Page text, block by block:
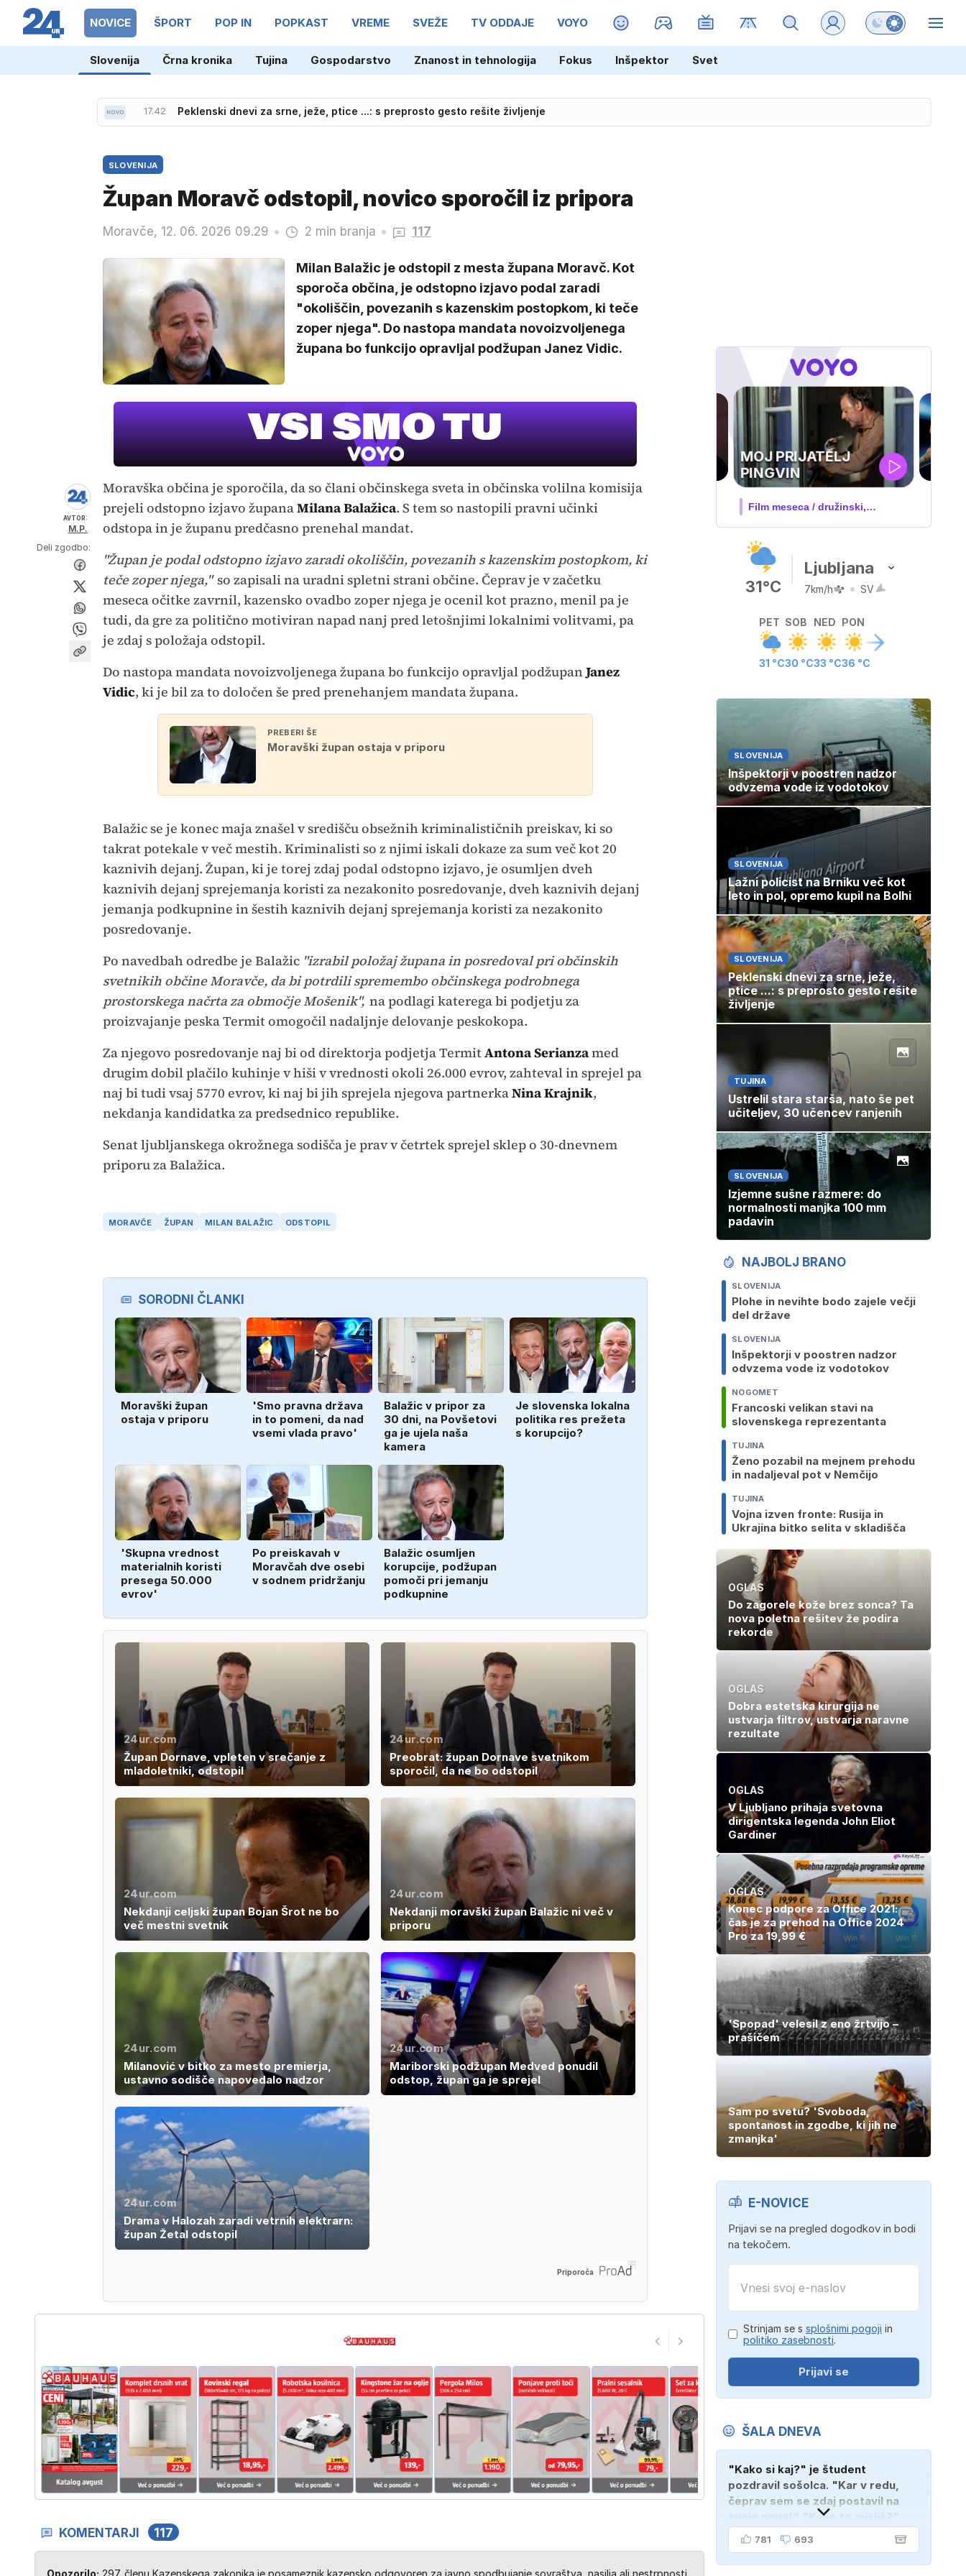
NOVICE ŠPORT POP IN POPKAST VREME SVEŽE TV ODDAJE VOYO MAGAZIN Preklopi barvni
Slovenija Črna kronika Tujina Gospodarstvo Znanost in tehnologija Fokus Inšpektor Svet
17.42 Peklenski dnevi za srne, ježe, ptice ...: s preprosto gesto rešite življenje
18.02 Po požaru v apartmaju: ali mora lastnik še vedno plačevati davek?
SLOVENIJA
Župan Moravč odstopil, novico sporočil iz pripora
Moravče, 12. 06. 2026 09.29 2 min branja 117
Milan Balažic je odstopil z mesta župana Moravč. Kot
sporoča občina, je odstopno izjavo podal zaradi
"okoliščin, povezanih s kazenskim postopkom, ki teče
zoper njega". Do nastopa mandata novoizvoljenega
župana bo funkcijo opravljal podžupan Janez Vidic.
AVTOR:
M.P.
Deli zgodbo:
Moravška občina je sporočila, da so člani občinskega sveta in občinska volilna komisija
prejeli odstopno izjavo županaMilana Balažica. S tem so nastopili pravni učinki
odstopa in je županu predčasno prenehal mandat.
"Župan je podal odstopno izjavo zaradi okoliščin, povezanih s kazenskim postopkom, ki
teče zoper njega,"so zapisali na uradni spletni strani občine. Čeprav je v začetku
meseca očitke zavrnil, kazensko ovadbo zoper njega je ocenil kot prazno, menil pa je
tudi, da gre za politično motiviran napad nanj pred letošnjimi lokalnimi volitvami, pa
je zdaj s položaja odstopil.
Do nastopa mandata novoizvoljenega župana bo funkcijo opravljal podžupanJanez
Vidic, ki je bil za to določen še pred prenehanjem mandata župana.
PREBERI ŠE
Moravški župan ostaja v priporu
Balažic se je konec maja znašel v središču obsežnih kriminalističnih preiskav, ki so
takrat potekale v več mestih. Kriminalisti so z njimi iskali dokaze za sum več kot 20
kaznivih dejanj. Župan, ki je torej zdaj podal odstopno izjavo, je osumljen dveh
kaznivih dejanj sprejemanja koristi za nezakonito posredovanje, dveh kaznivih dejanj
jemanja podkupnine in šestih kaznivih dejanj sprejemanja koristi za nezakonito
posredovanje.
Po navedbah odredbe je Balažic "izrabil položaj župana in posredoval pri občinskih
svetnikih občine Moravče, da bi potrdili spremembo občinskega podrobnega
prostorskega načrta za območje Mošenik", na podlagi katerega bi podjetju za
proizvajanje peska Termit omogočil nadaljnje delovanje peskokopa.
Za njegovo posredovanje naj bi od direktorja podjetja TermitAntona Serianzamed
drugim dobil plačilo kuhinje v hiši v vrednosti okoli 26.000 evrov, zahteval in sprejel pa
naj bi tudi vsaj 5770 evrov, ki naj bi jih sprejela njegova partnerkaNina Krajnik,
nekdanja kandidatka za predsednico republike.
Senat ljubljanskega okrožnega sodišča je prav v četrtek sprejel sklep o 30-dnevnem
priporu za Balažica.
MORAVČE ŽUPAN MILAN BALAŽIC ODSTOPIL
SORODNI ČLANKI
Moravški župan
ostaja v priporu
'Smo pravna država
in to pomeni, da nad
vsemi vlada pravo'
Balažic v pripor za
30 dni, na Povšetovi
ga je ujela naša
kamera
Je slovenska lokalna
politika res prežeta
s korupcijo?
'Skupna vrednost
materialnih koristi
presega 50.000
evrov'
Po preiskavah v
Moravčah dve osebi
v sodnem pridržanju
Balažic osumljen
korupcije, podžupan
pomoči pri jemanju
podkupnine
24ur.com
Župan Dornave, vpleten v srečanje z
mladoletniki, odstopil
24ur.com
Preobrat: župan Dornave svetnikom
sporočil, da ne bo odstopil
24ur.com
Nekdanji celjski župan Bojan Šrot ne bo
več mestni svetnik
24ur.com
Nekdanji moravški župan Balažic ni več v
priporu
24ur.com
Milanović v bitko za mesto premierja,
ustavno sodišče napovedalo nadzor
24ur.com
Mariborski podžupan Medved ponudil
odstop, župan ga je sprejel
24ur.com
Drama v Halozah zaradi vetrnih elektrarn:
župan Žetal odstopil
Priporoča
KOMENTARJI 117
Opozorilo: 297. členu Kazenskega zakonika je posameznik kazensko odgovoren za javno spodbujanje sovraštva, nasilja ali nestrpnosti.
UEFA
SUPERPOKAL
V živo na VOYO: sreda ob 20.30
31°C
Ljubljana
7km/h SV
PET
31 °C
SOB
30 °C
NED
33 °C
PON
36 °C
SLOVENIJA
Inšpektorji v poostren nadzor
odvzema vode iz vodotokov
SLOVENIJA
Lažni policist na Brniku več kot
leto in pol, opremo kupil na Bolhi
SLOVENIJA
Peklenski dnevi za srne, ježe,
ptice ...: s preprosto gesto rešite
življenje
TUJINA
Ustrelil stara starša, nato še pet
učiteljev, 30 učencev ranjenih
SLOVENIJA
Izjemne sušne razmere: do
normalnosti manjka 100 mm
padavin
NAJBOLJ BRANO
SLOVENIJA
Plohe in nevihte bodo zajele večji
del države
SLOVENIJA
Inšpektorji v poostren nadzor
odvzema vode iz vodotokov
NOGOMET
Francoski velikan stavi na
slovenskega reprezentanta
TUJINA
Ženo pozabil na mejnem prehodu
in nadaljeval pot v Nemčijo
TUJINA
Vojna izven fronte: Rusija in
Ukrajina bitko selita v skladišča
OGLAS
Do zagorele kože brez sonca? Ta
nova poletna rešitev že podira
rekorde
OGLAS
Dobra estetska kirurgija ne
ustvarja filtrov, ustvarja naravne
rezultate
OGLAS
V Ljubljano prihaja svetovna
dirigentska legenda John Eliot
Gardiner
OGLAS
Konec podpore za Office 2021:
čas je za prehod na Office 2024
Pro za 19,99 €
'Spopad' velesil z eno žrtvijo –
prašičem
Sam po svetu? 'Svoboda,
spontanost in zgodbe, ki jih ne
zmanjka'
E-NOVICE
Prijavi se na pregled dogodkov in bodi
na tekočem.
Strinjam se s splošnimi pogoji in
politiko zasebnosti.
Prijavi se
ŠALA DNEVA
"Kako si kaj?" je študent
pozdravil sošolca. "Kar v redu,
čeprav sem se zdaj postavil na
svoje noge!" "Kako to misliš?"
"Oče mi je vzel avto!"
781 693